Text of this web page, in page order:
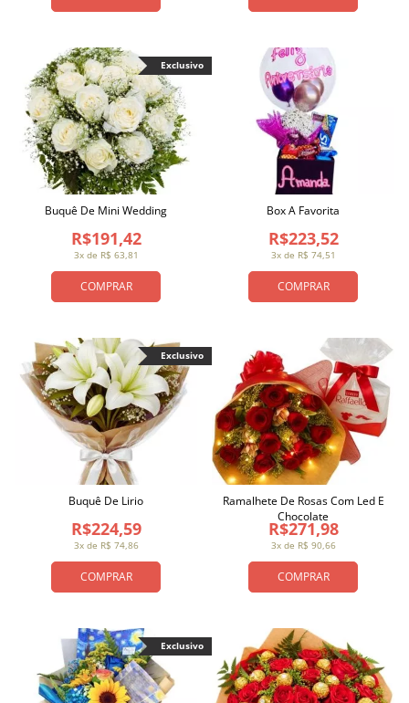
COMPRAR
3x de R$ 63,81
R$191,42
Buquê De Mini Wedding
Exclusivo
COMPRAR
3x de R$ 74,51
R$223,52
Box A Favorita
COMPRAR
3x de R$ 74,86
R$224,59
Buquê De Lirio
Exclusivo
COMPRAR
3x de R$ 90,66
R$271,98
Ramalhete De Rosas Com Led E
Chocolate
Exclusivo